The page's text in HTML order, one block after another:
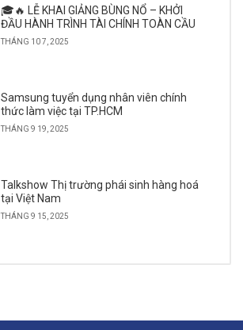
🎓🔥 LỄ KHAI GIẢNG BÙNG NỔ – KHỞI
ĐẦU HÀNH TRÌNH TÀI CHÍNH TOÀN CẦU
THÁNG 10 7, 2025
Samsung tuyển dụng nhân viên chính
thức làm việc tại TP.HCM
THÁNG 9 19, 2025
Talkshow Thị trường phái sinh hàng hoá
tại Việt Nam
THÁNG 9 15, 2025